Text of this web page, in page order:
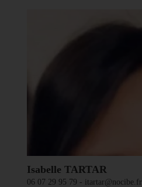
Isabelle TARTAR
06 07 29 95 79 - itartar@nocibe.fr